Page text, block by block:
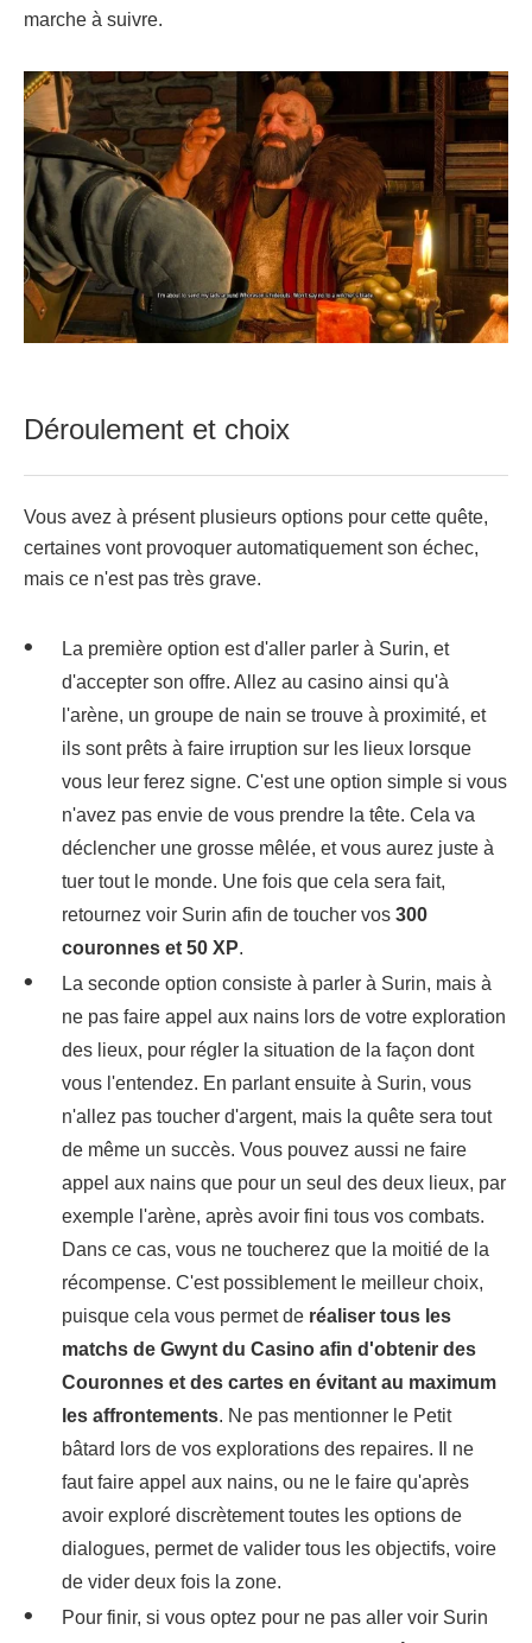
marche à suivre.
Déroulement et choix
Vous avez à présent plusieurs options pour cette quête,
certaines vont provoquer automatiquement son échec,
mais ce n'est pas très grave.
La première option est d'aller parler à Surin, et
d'accepter son offre. Allez au casino ainsi qu'à
l'arène, un groupe de nain se trouve à proximité, et
ils sont prêts à faire irruption sur les lieux lorsque
vous leur ferez signe. C'est une option simple si vous
n'avez pas envie de vous prendre la tête. Cela va
déclencher une grosse mêlée, et vous aurez juste à
tuer tout le monde. Une fois que cela sera fait,
retournez voir Surin afin de toucher vos 300
couronnes et 50 XP.
La seconde option consiste à parler à Surin, mais à
ne pas faire appel aux nains lors de votre exploration
des lieux, pour régler la situation de la façon dont
vous l'entendez. En parlant ensuite à Surin, vous
n'allez pas toucher d'argent, mais la quête sera tout
de même un succès. Vous pouvez aussi ne faire
appel aux nains que pour un seul des deux lieux, par
exemple l'arène, après avoir fini tous vos combats.
Dans ce cas, vous ne toucherez que la moitié de la
récompense. C'est possiblement le meilleur choix,
puisque cela vous permet de réaliser tous les
matchs de Gwynt du Casino afin d'obtenir des
Couronnes et des cartes en évitant au maximum
les affrontements. Ne pas mentionner le Petit
bâtard lors de vos explorations des repaires. Il ne
faut faire appel aux nains, ou ne le faire qu'après
avoir exploré discrètement toutes les options de
dialogues, permet de valider tous les objectifs, voire
de vider deux fois la zone.
Pour finir, si vous optez pour ne pas aller voir Surin